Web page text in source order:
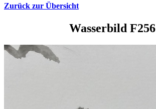
Zurück zur Übersicht
Wasserbild F256